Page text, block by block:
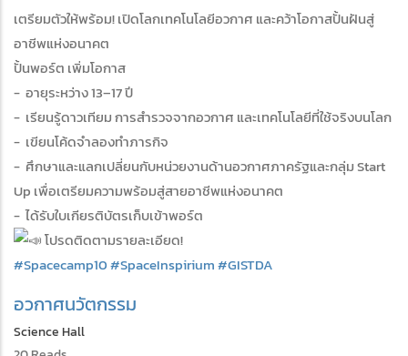
เตรียมตัวให้พร้อม! เปิดโลกเทคโนโลยีอวกาศ และคว้าโอกาสปั้นฝันสู่
อาชีพแห่งอนาคต
ปั้นพอร์ต เพิ่มโอกาส
- อายุระหว่าง 13–17 ปี
- เรียนรู้ดาวเทียม การสำรวจจากอวกาศ และเทคโนโลยีที่ใช้จริงบนโลก
- เขียนโค้ดจำลองทำภารกิจ
- ศึกษาและแลกเปลี่ยนกับหน่วยงานด้านอวกาศภาครัฐและกลุ่ม Start
Up เพื่อเตรียมความพร้อมสู่สายอาชีพแห่งอนาคต
- ได้รับใบเกียรติบัตรเก็บเข้าพอร์ต
โปรดติดตามรายละเอียด!
#Spacecamp10#SpaceInspirium#GISTDA
อวกาศนวัตกรรม
Science Hall